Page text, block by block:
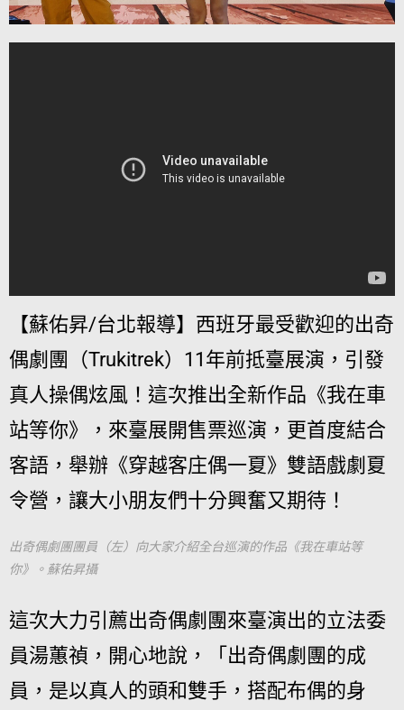
【蘇佑昇/台北報導】西班牙最受歡迎的出奇
偶劇團（Trukitrek）11年前抵臺展演，引發
真人操偶炫風！這次推出全新作品《我在車
站等你》，來臺展開售票巡演，更首度結合
客語，舉辦《穿越客庄偶一夏》雙語戲劇夏
令營，讓大小朋友們十分興奮又期待！
出奇偶劇團團員（左）向大家介紹全台巡演的作品《我在車站等
你》。蘇佑昇攝
這次大力引薦出奇偶劇團來臺演出的立法委
員湯蕙禎，開心地說，「出奇偶劇團的成
員，是以真人的頭和雙手，搭配布偶的身